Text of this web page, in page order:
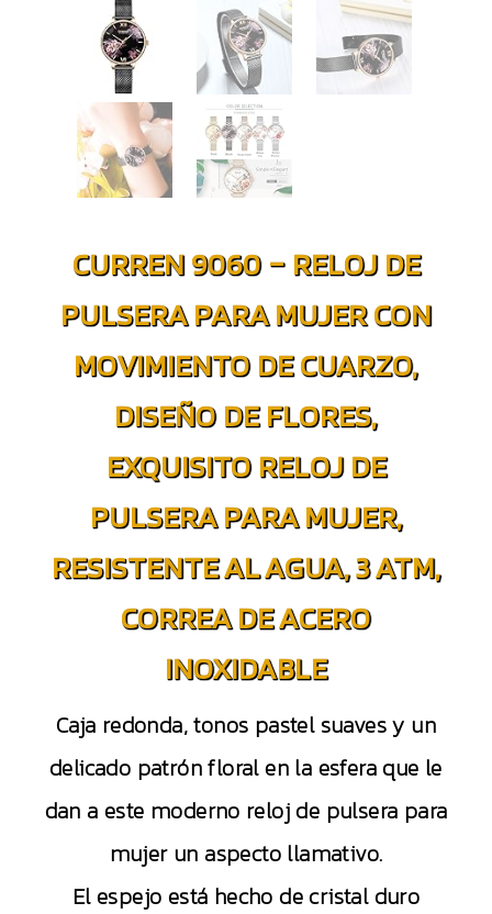
CURREN 9060 – RELOJ DE
PULSERA PARA MUJER CON
MOVIMIENTO DE CUARZO,
DISEÑO DE FLORES,
EXQUISITO RELOJ DE
PULSERA PARA MUJER,
RESISTENTE AL AGUA, 3 ATM,
CORREA DE ACERO
INOXIDABLE
Caja redonda, tonos pastel suaves y un
delicado patrón floral en la esfera que le
dan a este moderno reloj de pulsera para
mujer un aspecto llamativo.
El espejo está hecho de cristal duro